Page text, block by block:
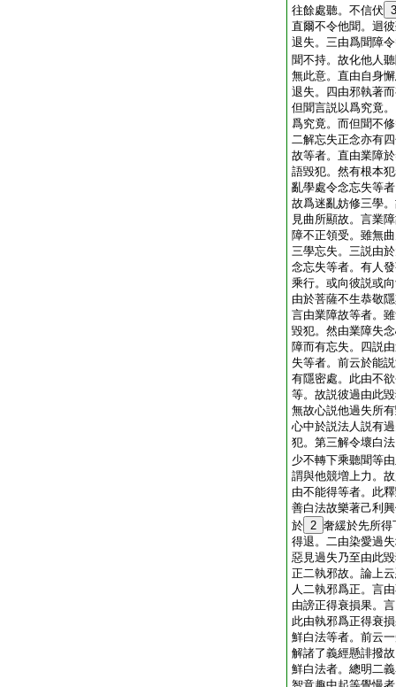
往餘處聽。不信伏 3
直爾不令他聞。迴
退失。三由爲聞障
聞不持。故化他人
無此意。直由自身
退失。四由邪執著
但聞言説以爲究竟
爲究竟。而但聞不
二解忘失正念亦有
故等者。直由業障
語毀犯。然有根本
亂學處令念忘失等
故爲迷亂妨修三學
見曲所顯故。言業
障不正領受。雖無
三學忘失。三説由
念忘失等者。有人
乘行。或向彼説或
由於菩薩不生恭敬
言由業障故等者。
毀犯。然由業障失
障而有忘失。四説
失等者。前云於能
有隱密處。此由不
等。故説彼過由此
無故心説他過失所
心中於説法人説有
犯。第三解令壞白
少不轉下乘聽聞等
謂與他競増上力。
由不能得等者。此
善白法故樂著己利
於 2 奢緩於先所得
得退。二由染愛過
惡見過失乃至由此
正二執邪故。論上
人二執邪爲正。言
由謗正得衰損果。
此由執邪爲正得衰
鮮白法等者。前云
解諸了義經懸誹撥
鮮白法者。總明二